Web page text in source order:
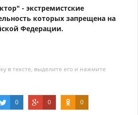
- экстремистские
которых запрещена на
Федерации.
в тексте, выделите его и нажмите
0 0 0